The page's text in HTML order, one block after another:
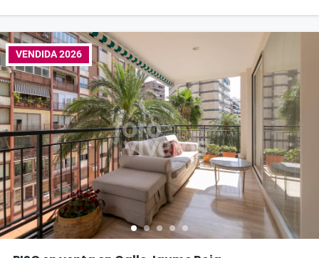
VENDIDA 2026